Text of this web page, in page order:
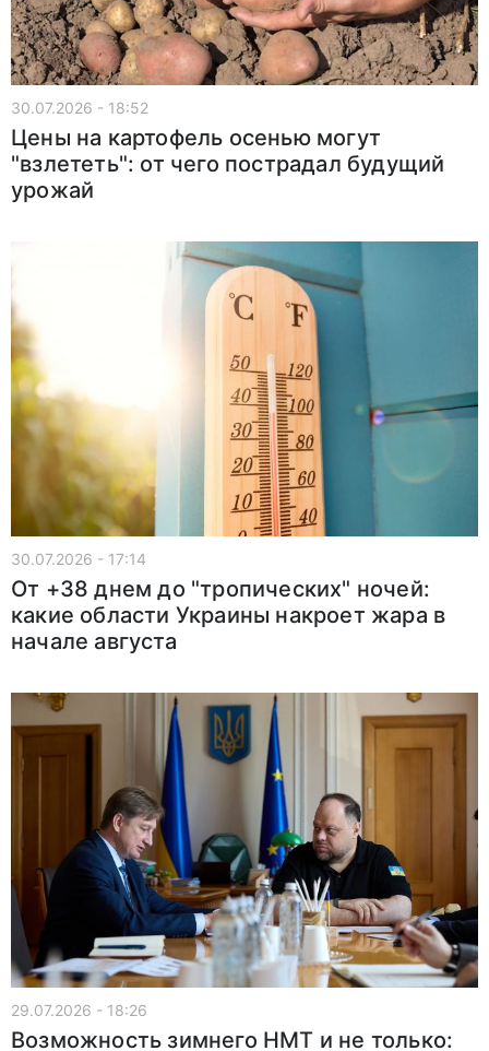
30.07.2026 - 18:52
Цены на картофель осенью могут
"взлететь": от чего пострадал будущий
урожай
30.07.2026 - 17:14
От +38 днем до "тропических" ночей:
какие области Украины накроет жара в
начале августа
29.07.2026 - 18:26
Возможность зимнего НМТ и не только: